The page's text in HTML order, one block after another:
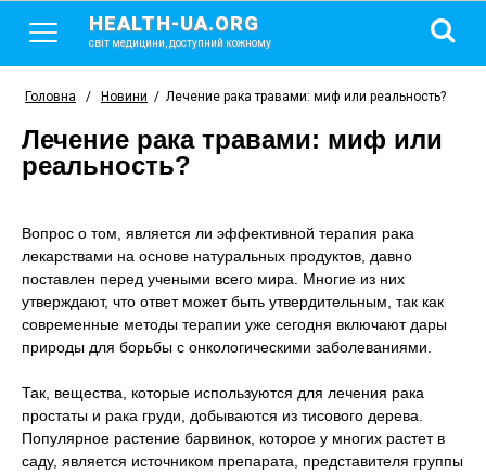
HEALTH-UA.ORG
світ медицини, доступний кожному
Головна / Новини / Лечение рака травами: миф или реальность?
Лечение рака травами: миф или
реальность?
Вопрос о том, является ли эффективной терапия рака
лекарствами на основе натуральных продуктов, давно
поставлен перед учеными всего мира. Многие из них
утверждают, что ответ может быть утвердительным, так как
современные методы терапии уже сегодня включают дары
природы для борьбы с онкологическими заболеваниями.
Так, вещества, которые используются для лечения рака
простаты и рака груди, добываются из тисового дерева.
Популярное растение барвинок, которое у многих растет в
саду, является источником препарата, представителя группы